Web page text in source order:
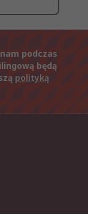
podczas
będą
polityką